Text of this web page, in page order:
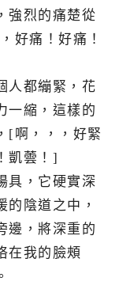
強烈的痛楚從
好痛！好痛！
人都繃緊，花
一縮，這樣的
[啊，，，好緊
凱蕓！]
具，它硬實深
的陰道之中，
邊，將深重的
在我的臉頰